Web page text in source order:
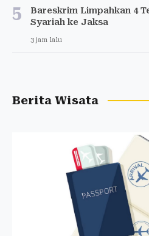
5
Bareskrim Limpahkan 4
Syariah ke Jaksa
3 jam lalu
Berita Wisata